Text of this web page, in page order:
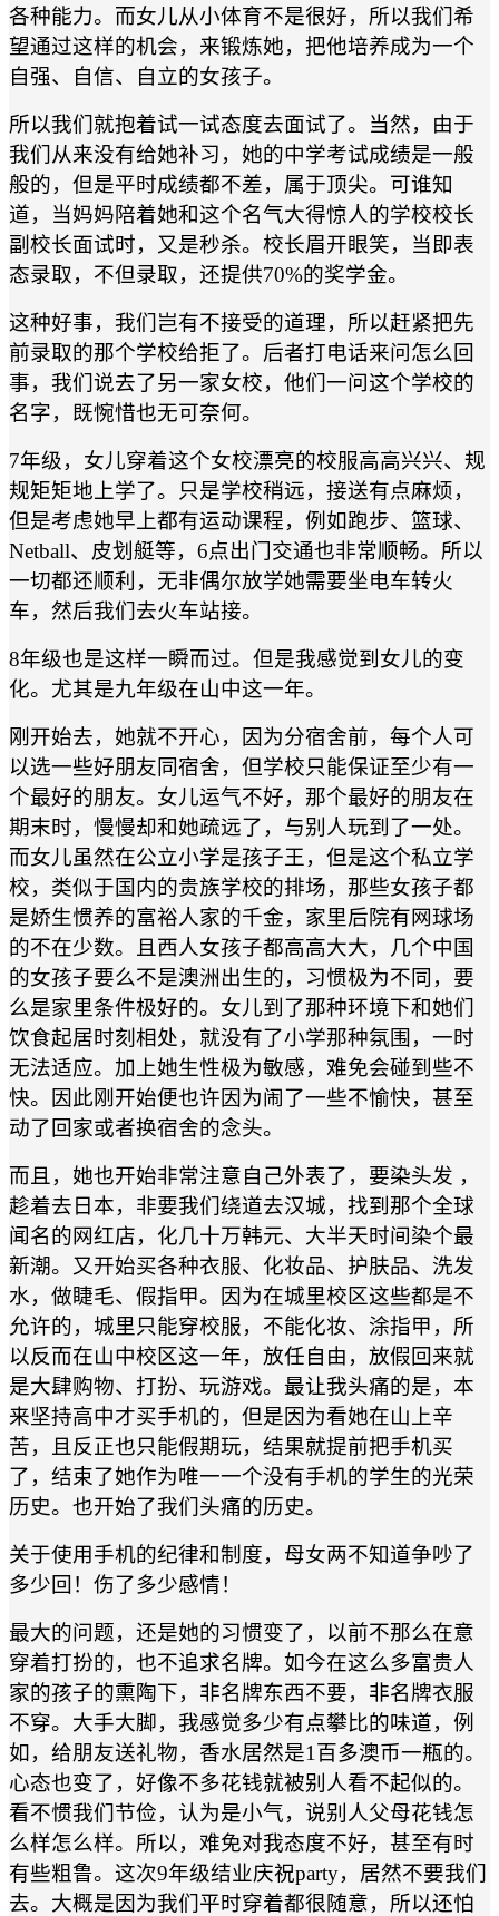
各种能力。而女儿从小体育不是很好，所以我们希
望通过这样的机会，来锻炼她，把他培养成为一个
自强、自信、自立的女孩子。
所以我们就抱着试一试态度去面试了。当然，由于
我们从来没有给她补习，她的中学考试成绩是一般
般的，但是平时成绩都不差，属于顶尖。可谁知
道，当妈妈陪着她和这个名气大得惊人的学校校长
副校长面试时，又是秒杀。校长眉开眼笑，当即表
态录取，不但录取，还提供70%的奖学金。
这种好事，我们岂有不接受的道理，所以赶紧把先
前录取的那个学校给拒了。后者打电话来问怎么回
事，我们说去了另一家女校，他们一问这个学校的
名字，既惋惜也无可奈何。
7年级，女儿穿着这个女校漂亮的校服高高兴兴、规
规矩矩地上学了。只是学校稍远，接送有点麻烦，
但是考虑她早上都有运动课程，例如跑步、篮球、
Netball、皮划艇等，6点出门交通也非常顺畅。所以
一切都还顺利，无非偶尔放学她需要坐电车转火
车，然后我们去火车站接。
8年级也是这样一瞬而过。但是我感觉到女儿的变
化。尤其是九年级在山中这一年。
刚开始去，她就不开心，因为分宿舍前，每个人可
以选一些好朋友同宿舍，但学校只能保证至少有一
个最好的朋友。女儿运气不好，那个最好的朋友在
期末时，慢慢却和她疏远了，与别人玩到了一处。
而女儿虽然在公立小学是孩子王，但是这个私立学
校，类似于国内的贵族学校的排场，那些女孩子都
是娇生惯养的富裕人家的千金，家里后院有网球场
的不在少数。且西人女孩子都高高大大，几个中国
的女孩子要么不是澳洲出生的，习惯极为不同，要
么是家里条件极好的。女儿到了那种环境下和她们
饮食起居时刻相处，就没有了小学那种氛围，一时
无法适应。加上她生性极为敏感，难免会碰到些不
快。因此刚开始便也许因为闹了一些不愉快，甚至
动了回家或者换宿舍的念头。
而且，她也开始非常注意自己外表了，要染头发 ，
趁着去日本，非要我们绕道去汉城，找到那个全球
闻名的网红店，化几十万韩元、大半天时间染个最
新潮。又开始买各种衣服、化妆品、护肤品、洗发
水，做睫毛、假指甲。因为在城里校区这些都是不
允许的，城里只能穿校服，不能化妆、涂指甲，所
以反而在山中校区这一年，放任自由，放假回来就
是大肆购物、打扮、玩游戏。最让我头痛的是，本
来坚持高中才买手机的，但是因为看她在山上辛
苦，且反正也只能假期玩，结果就提前把手机买
了，结束了她作为唯一一个没有手机的学生的光荣
历史。也开始了我们头痛的历史。
关于使用手机的纪律和制度，母女两不知道争吵了
多少回！伤了多少感情！
最大的问题，还是她的习惯变了，以前不那么在意
穿着打扮的，也不追求名牌。如今在这么多富贵人
家的孩子的熏陶下，非名牌东西不要，非名牌衣服
不穿。大手大脚，我感觉多少有点攀比的味道，例
如，给朋友送礼物，香水居然是1百多澳币一瓶的。
心态也变了，好像不多花钱就被别人看不起似的。
看不惯我们节俭，认为是小气，说别人父母花钱怎
么样怎么样。所以，难免对我态度不好，甚至有时
有些粗鲁。这次9年级结业庆祝party，居然不要我们
去。大概是因为我们平时穿着都很随意，所以还怕